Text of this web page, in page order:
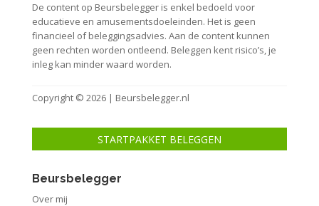
De content op Beursbelegger is enkel bedoeld voor
educatieve en amusementsdoeleinden. Het is geen
financieel of beleggingsadvies. Aan de content kunnen
geen rechten worden ontleend. Beleggen kent risico’s, je
inleg kan minder waard worden.
Copyright © 2026 | Beursbelegger.nl
STARTPAKKET BELEGGEN
Beursbelegger
Over mij